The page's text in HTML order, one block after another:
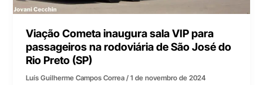
Viação Cometa inaugura sala VIP para
passageiros na rodoviária de São José do
Rio Preto (SP)
Luís Guilherme Campos Correa/1 de novembro de 2024